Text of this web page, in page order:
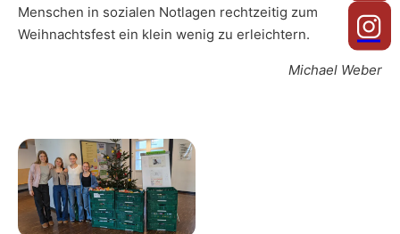
Menschen in sozialen Notlagen rechtzeitig zum
Weihnachtsfest ein klein wenig zu erleichtern.
Michael Weber